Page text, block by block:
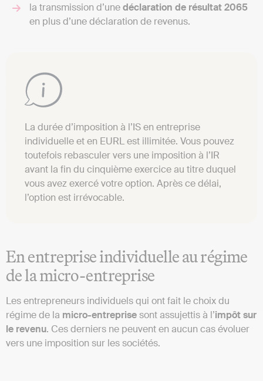
la transmission d’unedéclaration de résultat 2065
en plus d’une déclaration de revenus.
La durée d’imposition à l’IS en entreprise
individuelle et en EURL est illimitée. Vous pouvez
toutefois rebasculer vers une imposition à l’IR
avant la fin du cinquième exercice au titre duquel
vous avez exercé votre option. Après ce délai,
l’option est irrévocable.
En entreprise individuelle au régime
de la micro-entreprise
Les entrepreneurs individuels qui ont fait le choix du
régime de la micro-entreprisesont assujettis à l’impôt sur
le revenu. Ces derniers ne peuvent en aucun cas évoluer
vers une imposition sur les sociétés.